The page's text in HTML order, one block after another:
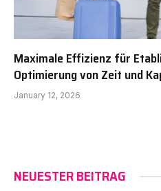
Maximale Effizienz für
Optimierung von Zeit und
January 12, 2026
NEUESTER BEITRAG